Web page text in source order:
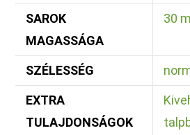
SAROK
MAGASSÁGA
30
SZÉLESSÉG
EXTRA
TULAJDONSÁGOK